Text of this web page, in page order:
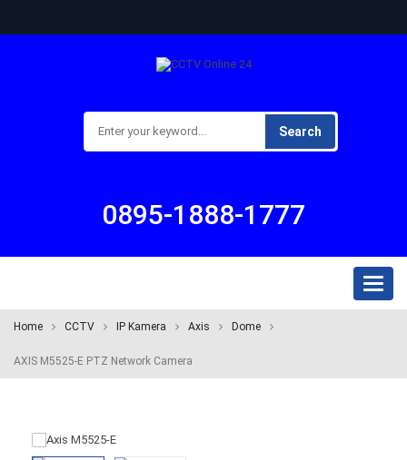
Search
0895-1888-1777
Home CCTV IP Kamera Axis Dome
AXIS M5525-E PTZ Network Camera